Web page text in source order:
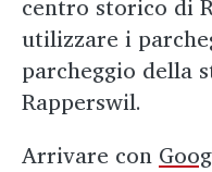
centro storico di
utilizzare i
parcheggio della
Rapperswil.
Arrivare con